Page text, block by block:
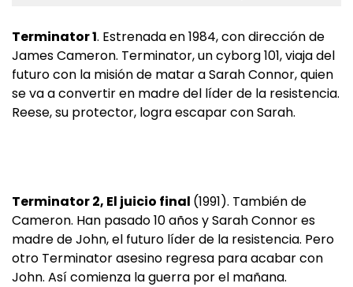
Terminator 1. Estrenada en 1984, con dirección de
James Cameron. Terminator, un cyborg 101, viaja del
futuro con la misión de matar a Sarah Connor, quien
se va a convertir en madre del líder de la resistencia.
Reese, su protector, logra escapar con Sarah.
Terminator 2, El juicio final (1991). También de
Cameron. Han pasado 10 años y Sarah Connor es
madre de John, el futuro líder de la resistencia. Pero
otro Terminator asesino regresa para acabar con
John. Así comienza la guerra por el mañana.